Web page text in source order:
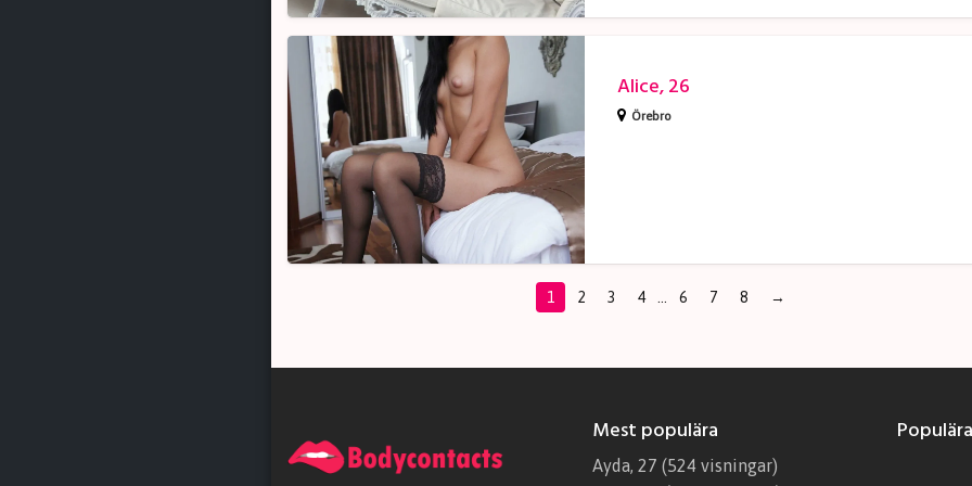
Alice,
26
Alice, 26
Örebro
1 2 3 4 6 7 8 →
Mest populära
Ayda, 27 (524 visningar)